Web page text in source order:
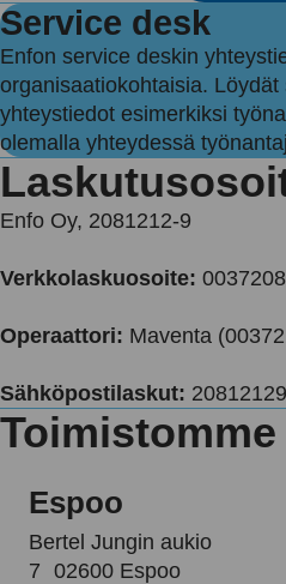
Service desk
Enfon service deskin
organisaatiokohtaisia. Löydät
yhteystiedot esimerkiksi
olemalla yhteydessä
Enfo Oy, 2081212-9
Verkkolaskuosoite:
Operaattori: Maventa
Sähköpostilaskut:
Toimistomme
Espoo
Bertel Jungin aukio
7 02600 Espoo